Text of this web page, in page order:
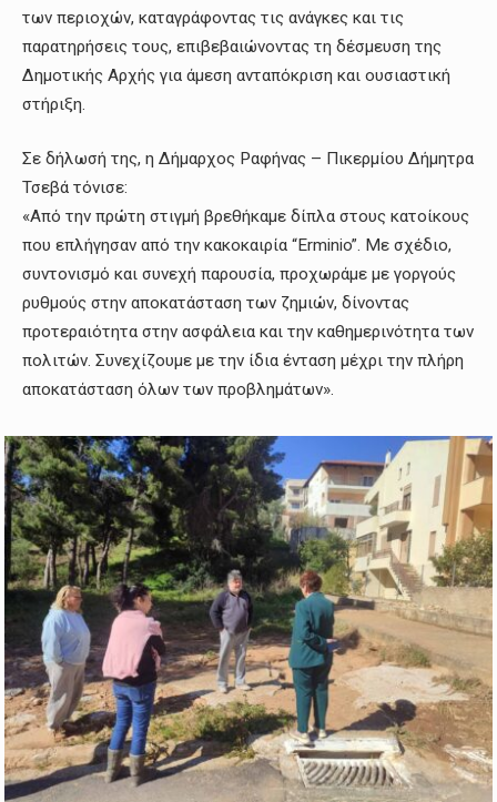
των περιοχών, καταγράφοντας τις ανάγκες και τις
παρατηρήσεις τους, επιβεβαιώνοντας τη δέσμευση της
Δημοτικής Αρχής για άμεση ανταπόκριση και ουσιαστική
στήριξη.
Σε δήλωσή της, η Δήμαρχος Ραφήνας – Πικερμίου Δήμητρα
Τσεβά τόνισε:
«Από την πρώτη στιγμή βρεθήκαμε δίπλα στους κατοίκους
που επλήγησαν από την κακοκαιρία “Erminio”. Με σχέδιο,
συντονισμό και συνεχή παρουσία, προχωράμε με γοργούς
ρυθμούς στην αποκατάσταση των ζημιών, δίνοντας
προτεραιότητα στην ασφάλεια και την καθημερινότητα των
πολιτών. Συνεχίζουμε με την ίδια ένταση μέχρι την πλήρη
αποκατάσταση όλων των προβλημάτων».